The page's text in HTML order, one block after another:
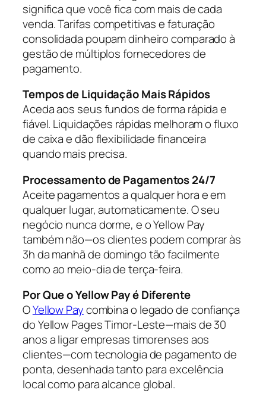
significa que você fica com mais de cada
venda. Tarifas competitivas e faturação
consolidada poupam dinheiro comparado à
gestão de múltiplos fornecedores de
pagamento.
Tempos de Liquidação Mais Rápidos
Aceda aos seus fundos de forma rápida e
fiável. Liquidações rápidas melhoram o fluxo
de caixa e dão flexibilidade financeira
quando mais precisa.
Processamento de Pagamentos 24/7
Aceite pagamentos a qualquer hora e em
qualquer lugar, automaticamente. O seu
negócio nunca dorme, e o Yellow Pay
também não—os clientes podem comprar às
3h da manhã de domingo tão facilmente
como ao meio-dia de terça-feira.
Por Que o Yellow Pay é Diferente
OYellow Paycombina o legado de confiança
do Yellow Pages Timor-Leste—mais de 30
anos a ligar empresas timorenses aos
clientes—com tecnologia de pagamento de
ponta, desenhada tanto para excelência
local como para alcance global.